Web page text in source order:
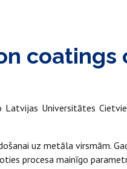
coatings
Latvijas Universitātes
uz metāla virsmām.
procesa mainīgo